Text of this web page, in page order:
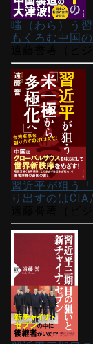
嗤（わら）う
もくろむ中国
習近平が狙う
り出すのはCIA